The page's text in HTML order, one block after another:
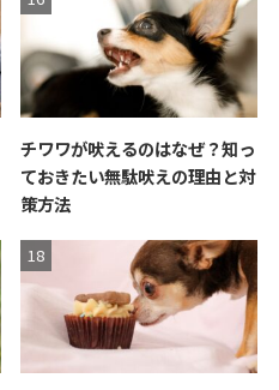
チワワが吠えるのはなぜ？知っ
ておきたい無駄吠えの理由と対
策方法